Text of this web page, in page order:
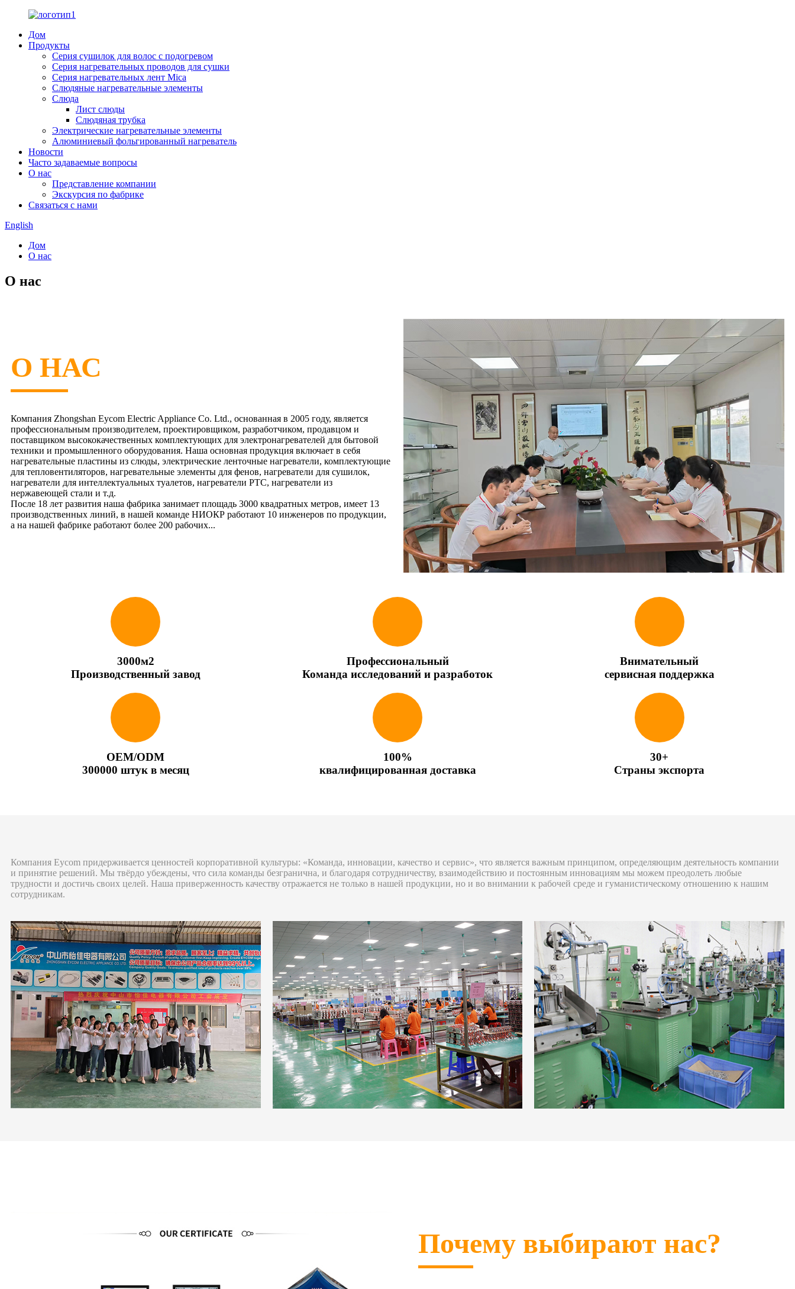
Дом
Продукты
Серия сушилок для волос с подогревом
Серия нагревательных проводов для сушки
Серия нагревательных лент Mica
Слюдяные нагревательные элементы
Слюда
Лист слюды
Слюдяная трубка
Электрические нагревательные элементы
Алюминиевый фольгированный нагреватель
Новости
Часто задаваемые вопросы
О нас
Представление компании
Экскурсия по фабрике
Связаться с нами
English
Дом
О нас
О нас
О НАС
Компания Zhongshan Eycom Electric Appliance Co. Ltd., основанная в 2005 году, является
профессиональным производителем, проектировщиком, разработчиком, продавцом и
поставщиком высококачественных комплектующих для электронагревателей для бытовой
техники и промышленного оборудования. Наша основная продукция включает в себя
нагревательные пластины из слюды, электрические ленточные нагреватели, комплектующие
для тепловентиляторов, нагревательные элементы для фенов, нагреватели для сушилок,
нагреватели для интеллектуальных туалетов, нагреватели PTC, нагреватели из
нержавеющей стали и т.д.
После 18 лет развития наша фабрика занимает площадь 3000 квадратных метров, имеет 13
производственных линий, в нашей команде НИОКР работают 10 инженеров по продукции,
а на нашей фабрике работают более 200 рабочих...
3000м2
Производственный завод
Профессиональный
Команда исследований и разработок
Внимательный
сервисная поддержка
OEM/ODM
300000 штук в месяц
100%
квалифицированная доставка
30+
Страны экспорта
Компания Eycom придерживается ценностей корпоративной культуры: «Команда, инновации, качество и сервис», что является важным принципом, определяющим деятельность компании
и принятие решений. Мы твёрдо убеждены, что сила команды безгранична, и благодаря сотрудничеству, взаимодействию и постоянным инновациям мы можем преодолеть любые
трудности и достичь своих целей. Наша приверженность качеству отражается не только в нашей продукции, но и во внимании к рабочей среде и гуманистическому отношению к нашим
сотрудникам.
Почему выбирают нас?